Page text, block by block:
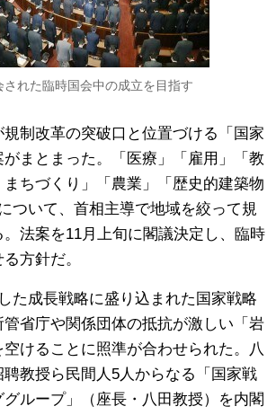
された臨時国会中の成立を目指す
制改革の突破口と位置づける「国家
まとまった。「医療」「雇用」「教
ちづくり」「農業」「歴史的建築物
ついて、首相主導で地域を絞って規
法案を11月上旬に閣議決定し、臨時
方針だ。
た成長戦略に盛り込まれた国家戦略
省庁や関係団体の抵抗が激しい「岩
けることに照準が合わせられた。八
聘教授ら民間人5人からなる「国家戦
ループ」（座長・八田教授）を内閣